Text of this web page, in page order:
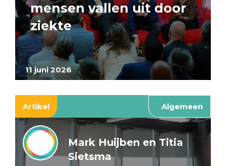
11 juni 2026
mensen vallen uit door
ziekte
Artikel Algemeen
Mark Huijben en Titia
Sietsma